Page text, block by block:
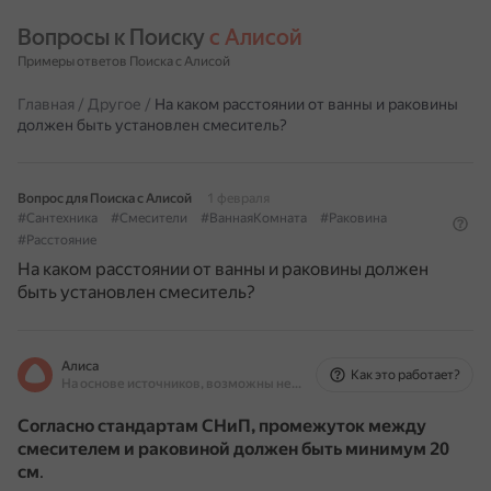
Вопросы к Поиску с Алисой
Примеры ответов Поиска с Алисой
Главная / Другое / На каком расстоянии от ванны и раковины
должен быть установлен смеситель?
Вопрос для Поиска с Алисой
1 февраля
#Сантехника
#Смесители #ВаннаяКомната
#Раковина
#Расстояние
На каком расстоянии от ванны и раковины должен
быть установлен смеситель?
Алиса
На основе источников, возможны неточности
Как это работает?
Согласно стандартам СНиП, промежуток между
смесителем и раковиной должен быть минимум 20
см.